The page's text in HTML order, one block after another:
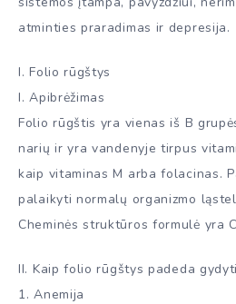
atminties praradimas ir depresija.
I. Folio rūgštys
I. Apibrėžimas
Folio rūgštis yra vienas iš B
narių ir yra vandenyje tirpus
kaip vitaminas M arba folacinas.
palaikyti normalų organizmo
Cheminės struktūros formulė yra
II. Kaip folio rūgštys padeda
1. Anemija